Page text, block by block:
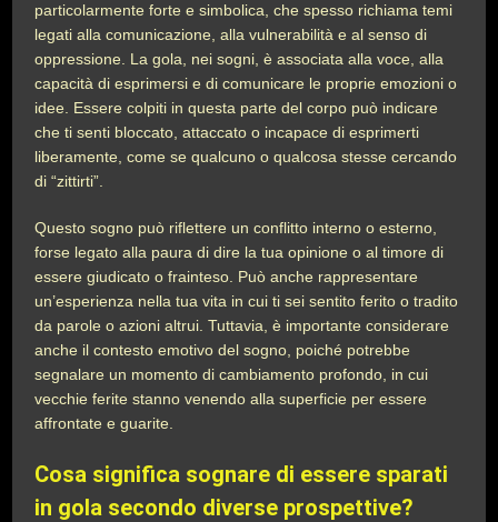
particolarmente forte e simbolica, che spesso richiama temi
legati alla comunicazione, alla vulnerabilità e al senso di
oppressione. La gola, nei sogni, è associata alla voce, alla
capacità di esprimersi e di comunicare le proprie emozioni o
idee. Essere colpiti in questa parte del corpo può indicare
che ti senti bloccato, attaccato o incapace di esprimerti
liberamente, come se qualcuno o qualcosa stesse cercando
di “zittirti”.
Questo sogno può riflettere un conflitto interno o esterno,
forse legato alla paura di dire la tua opinione o al timore di
essere giudicato o frainteso. Può anche rappresentare
un’esperienza nella tua vita in cui ti sei sentito ferito o tradito
da parole o azioni altrui. Tuttavia, è importante considerare
anche il contesto emotivo del sogno, poiché potrebbe
segnalare un momento di cambiamento profondo, in cui
vecchie ferite stanno venendo alla superficie per essere
affrontate e guarite.
Cosa significa sognare di essere sparati
in gola secondo diverse prospettive?